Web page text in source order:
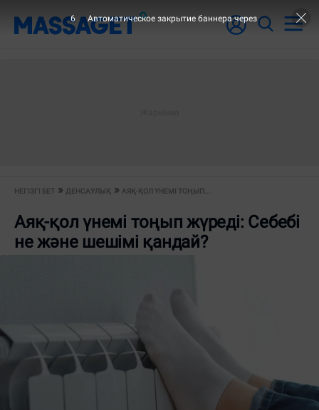
НЕГІЗГІ БЕТ ДЕНСАУЛЫҚ АЯҚ-ҚОЛ ҮНЕМІ ТОҢЫП...
Аяқ-қол үнемі тоңып жүреді: Себебі
не және шешімі қандай?
6 Автоматическое закрытие баннера через